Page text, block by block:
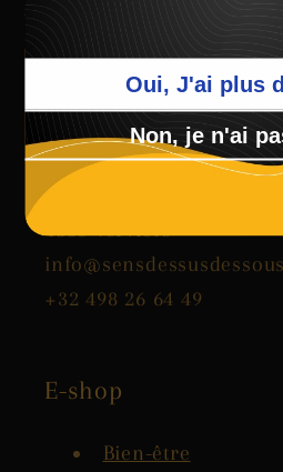
SENS DESSUS
Boulevard des
+32 498 26 64 49
E-shop
Bien-être
Oui, J'ai plus